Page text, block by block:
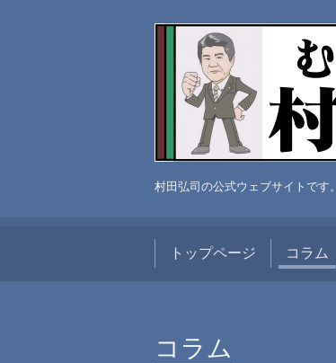
村田弘司の公式ウェブサイトです。
トップページ コラム
コラム